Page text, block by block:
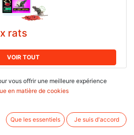
rats
VOIR TOUT
vous offrir une meilleure expérience
en matière de cookies
Que les essentiels Je suis d'accord